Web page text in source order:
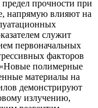
прочности при
напрямую влияют на
служит
первоначальных
факторов
полимерные
материалы на
демонстрируют
излучению,